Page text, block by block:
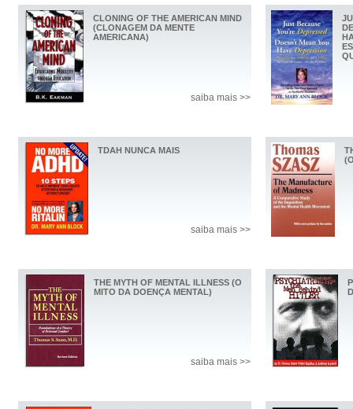
CLONING OF THE AMERICAN MIND
(CLONAGEM DA MENTE
AMERICANA)
saiba mais >>
TDAH NUNCA MAIS
saiba mais >>
THE MYTH OF MENTAL ILLNESS (O
MITO DA DOENÇA MENTAL)
saiba mais >>